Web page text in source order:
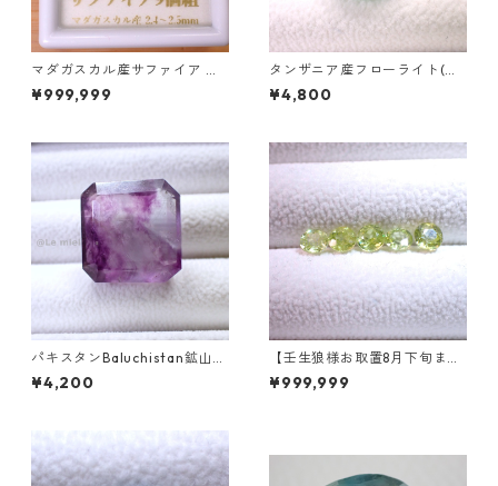
マダガスカル産サファイア ル
ース 9個組 2.4～2.5mm
¥999,999
タンザニア産フローライト(蛍
光) ペアシェイプカットルース
5.46ct 13.8mm*10.8mm*7.0
¥4,800
パキスタンBaluchistan鉱山産
フローライト スクエアカット
ルース 34.4ct 20 x 19.6 x 11
¥4,200
【壬生狼様お取置8月下旬ま
で】マダガスカル産スフェー
ン ラウンドカットルース 0.45
¥999,999